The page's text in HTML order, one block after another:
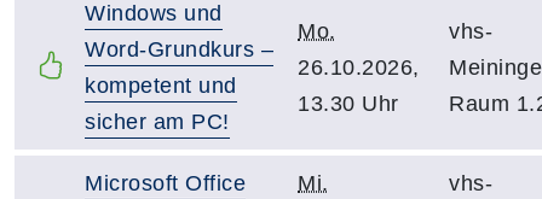
Windows und
Word-Grundkurs –
kompetent und
sicher am PC!
Mo.
26.10.2026,
13.30 Uhr
vhs-
Raum
Microsoft Office
Mi.
vhs-